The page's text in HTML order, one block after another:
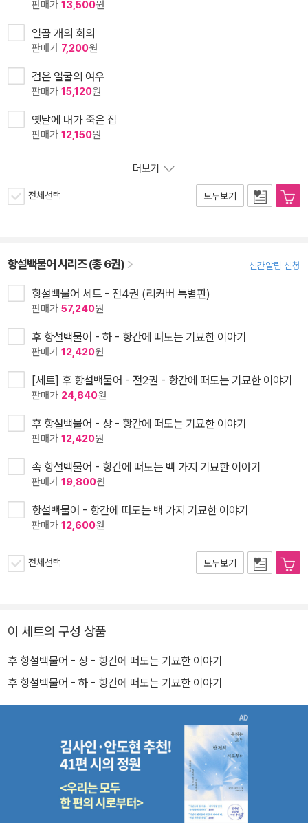
판매가 13,500원
일곱 개의 회의
판매가 7,200원
검은 얼굴의 여우
판매가 15,120원
옛날에 내가 죽은 집
판매가 12,150원
더보기
전체선택 모두보기
항설백물어 시리즈 (총 6권) 신간알림 신청
항설백물어 세트 - 전4권 (리커버 특별판)
판매가 57,240원
후 항설백물어 - 하 - 항간에 떠도는 기묘한 이야기
판매가 12,420원
[세트] 후 항설백물어 - 전2권 - 항간에 떠도는 기묘한 이야기
판매가 24,840원
후 항설백물어 - 상 - 항간에 떠도는 기묘한 이야기
판매가 12,420원
속 항설백물어 - 항간에 떠도는 백 가지 기묘한 이야기
판매가 19,800원
항설백물어 - 항간에 떠도는 백 가지 기묘한 이야기
판매가 12,600원
전체선택 모두보기
이 세트의 구성 상품
후 항설백물어 - 상 - 항간에 떠도는 기묘한 이야기
후 항설백물어 - 하 - 항간에 떠도는 기묘한 이야기